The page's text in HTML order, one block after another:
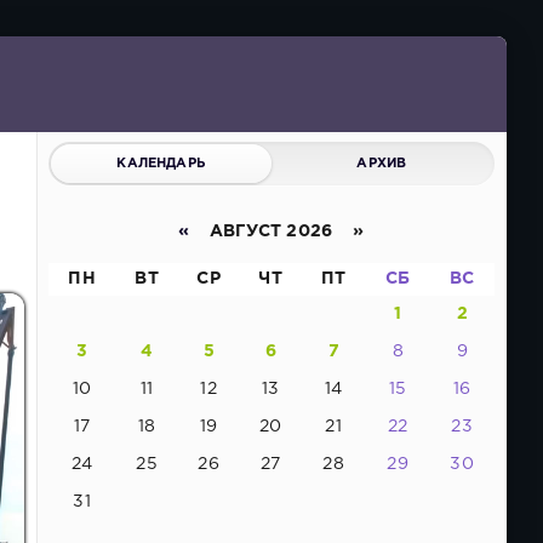
КАЛЕНДАРЬ АРХИВ
« АВГУСТ 2026 »
ПН ВТ СР ЧТ ПТ СБ ВС
1 2
3 4 5 6 7 8 9
10 11 12 13 14 15 16
17 18 19 20 21 22 23
24 25 26 27 28 29 30
31